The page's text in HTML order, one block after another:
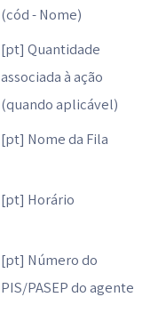
(cód - Nome)
[pt] Quantidade
associada à ação
(quando aplicável)
[pt] Nome da Fila
[pt] Horário
[pt] Número do
PIS/PASEP do agente